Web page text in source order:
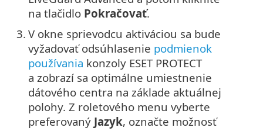
na tlačidlo Pokračovať.
3. V okne sprievodcu aktiváciou sa bude
vyžadovať odsúhlasenie podmienok
používania konzoly ESET PROTECT
a zobrazí sa optimálne umiestnenie
dátového centra na základe aktuálnej
polohy. Z roletového menu vyberte
preferovaný Jazyk, označte možnosť